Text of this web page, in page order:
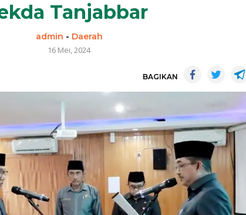
Tanjabbar
admin - Daerah
16 Mei, 2024
BAGIKAN